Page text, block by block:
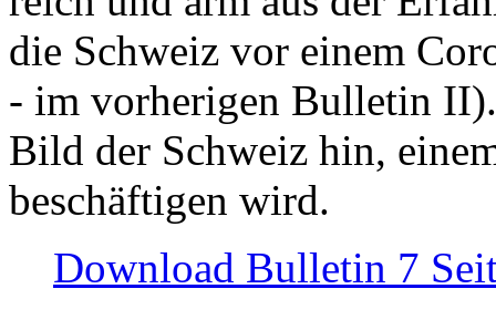
die Schweiz vor einem
- im vorherigen Bulletin
Bild der Schweiz hin,
beschäftigen wird.
Download Bulletin 7